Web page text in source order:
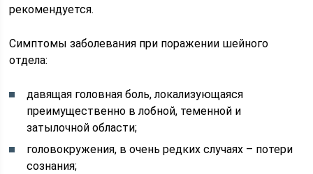
рекомендуется.
Симптомы заболевания при поражении шейного
отдела:
давящая головная боль, локализующаяся
преимущественно в лобной, теменной и
затылочной области;
головокружения, в очень редких случаях – потери
сознания;